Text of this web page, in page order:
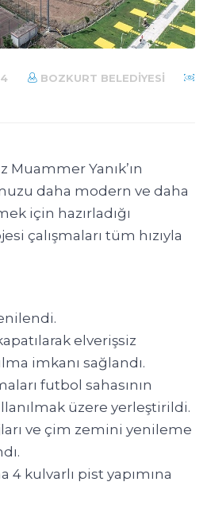
BOZKURT BELEDIYESI
Muammer Yanık’ın
daha modern ve daha
için hazırladığı
çalışmaları tüm hızıyla
elverişsiz
imkanı sağlandı.
futbol sahasının
üzere yerleştirildi.
ve çim zemini yenileme
4 kulvarlı pist yapımına